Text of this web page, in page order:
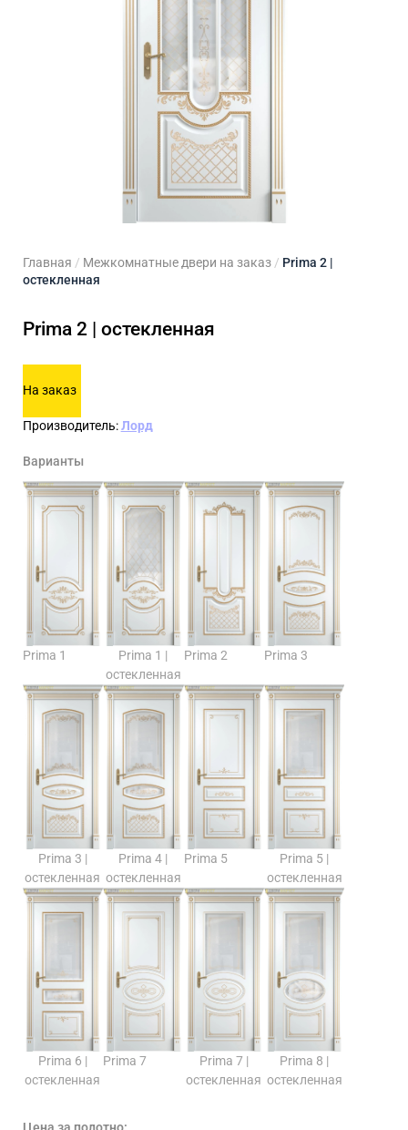
Для кладовой
Для кухни
Главная / Межкомнатные двери на заказ / Prima 2 |
остекленная
Prima 2 | остекленная
На заказ
Производитель:Лорд
Варианты
Prima 1
Prima 1 |
остекленная
Prima 2 Prima 3
Prima 3 |
остекленная
Prima 4 |
остекленная
Prima 5
Prima 5 |
остекленная
Prima 6 |
остекленная
Prima 7
Prima 7 |
остекленная
Prima 8 |
остекленная